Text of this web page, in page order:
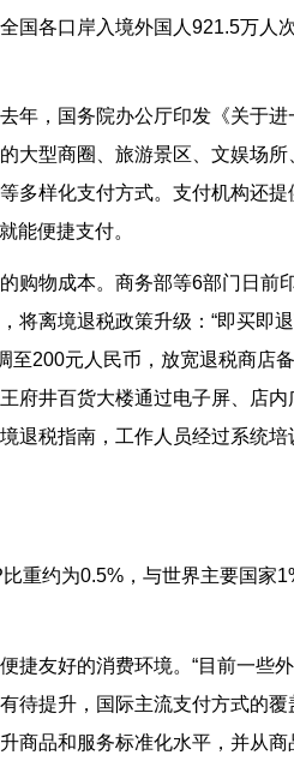
国各口岸入境外国人921.5万人
年，国务院办公厅印发《关于进
大型商圈、旅游景区、文娱场
多样化支付方式。支付机构还提
能便捷支付。
购物成本。商务部等6部门日前
将离境退税政策升级：“即买即
200元人民币，放宽退税商店
府井百货大楼通过电子屏、店内
退税指南，工作人员经过系统
重约为0.5%，与世界主要国家
捷友好的消费环境。“目前一些
待提升，国际主流支付方式的覆
商品和服务标准化水平，并从商